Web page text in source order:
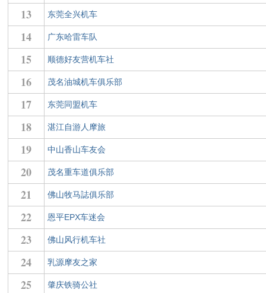
13 东莞全兴机车
14 广东哈雷车队
15 顺德好友营机车社
16 茂名油城机车俱乐部
17 东莞同盟机车
18 湛江自游人摩旅
19 中山香山车友会
20 茂名重车道俱乐部
21 佛山牧马誌俱乐部
22 恩平EPX车迷会
23 佛山风行机车社
24 乳源摩友之家
25 肇庆铁骑公社